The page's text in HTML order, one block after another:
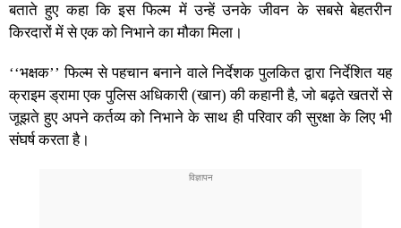
बताते हुए कहा कि इस फिल्म में उन्हें उनके जीवन के सबसे बेहतरीन
किरदारों में से एक को निभाने का मौका मिला।
‘‘भक्षक’’ फिल्म से पहचान बनाने वाले निर्देशक पुलकित द्वारा निर्देशित यह
क्राइम ड्रामा एक पुलिस अधिकारी (खान) की कहानी है, जो बढ़ते खतरों से
जूझते हुए अपने कर्तव्य को निभाने के साथ ही परिवार की सुरक्षा के लिए भी
संघर्ष करता है।